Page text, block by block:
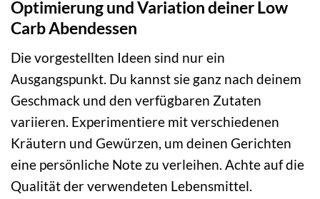
Optimierung und Variation deiner Low
Carb Abendessen
Die vorgestellten Ideen sind nur ein
Ausgangspunkt. Du kannst sie ganz nach deinem
Geschmack und den verfügbaren Zutaten
variieren. Experimentiere mit verschiedenen
Kräutern und Gewürzen, um deinen Gerichten
eine persönliche Note zu verleihen. Achte auf die
Qualität der verwendeten Lebensmittel.